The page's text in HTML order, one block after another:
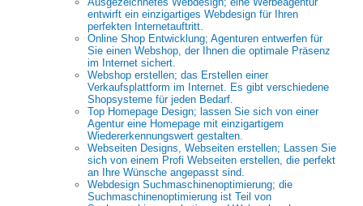
entwirft ein einzigartiges Webdesign für Ihren
perfekten Internetauftritt.
Online Shop Entwicklung; Agenturen entwerfen für
Sie einen Webshop, der Ihnen die optimale Präsenz
im Internet sichert.
Webshop erstellen; das Erstellen einer
Verkaufsplattform im Internet. Es gibt verschiedene
Shopsysteme für jeden Bedarf.
Top Homepage Design; lassen Sie sich von einer
Agentur eine Homepage mit einzigartigem
Wiedererkennungswert gestalten.
Webseiten Designs, Webseiten erstellen; Lassen Sie
sich von einem Profi Webseiten erstellen, die perfekt
an Ihre Wünsche angepasst sind.
Webdesign Suchmaschinenoptimierung; die
Suchmaschinenoptimierung ist Teil von